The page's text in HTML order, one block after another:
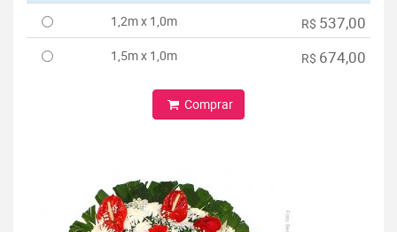
1,2m x 1,0m R$ 537,00
1,5m x 1,0m R$ 674,00
Comprar